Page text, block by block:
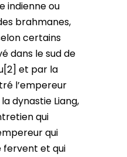
indienne ou
brahmanes,
certains
dans le sud de
et par la
l’empereur
dynastie Liang,
qui
qui
fervent et qui